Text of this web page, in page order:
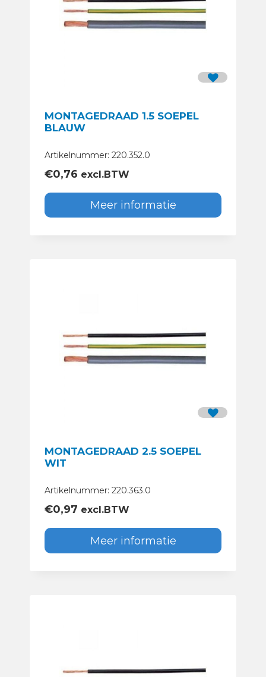
MONTAGEDRAAD 1.5 SOEPEL
BLAUW
Artikelnummer: 220.352.0
€0,76 excl.BTW
Meer informatie
MONTAGEDRAAD 2.5 SOEPEL
WIT
Artikelnummer: 220.363.0
€0,97 excl.BTW
Meer informatie